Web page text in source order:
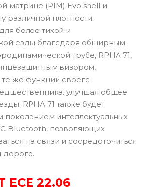
матрице (PIM) Evo shell и
различной плотности.
более тихой и
езды благодаря обширным
трубе, RPHA 71,
визором,
же функции своего
улучшая общее
RPHA 71 также будет
интеллектуальных
Bluetooth, позволяющих
на связи и сосредоточиться
дороге.
ЕСЕ 22.06